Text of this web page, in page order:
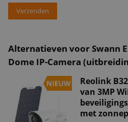
Verzenden
Alternatieven voor Swann
Dome IP-Camera
Reolink
van 3MP
met